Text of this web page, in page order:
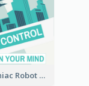
Sci-fi Maniac Robot Book Cover